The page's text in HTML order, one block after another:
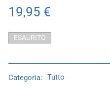
19,95 €
ESAURITO
Categoria: Tutto